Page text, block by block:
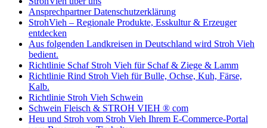
Ansprechpartner Datenschutzerklärung
StrohVieh – Regionale Produkte, Esskultur & Erzeuger
entdecken
Aus folgenden Landkreisen in Deutschland wird Stroh Vieh
bedient.
Richtlinie Schaf Stroh Vieh für Schaf & Ziege & Lamm
Richtlinie Rind Stroh Vieh für Bulle, Ochse, Kuh, Färse,
Kalb.
Richtlinie Stroh Vieh Schwein
Schwein Fleisch & STROH VIEH ® com
Heu und Stroh vom Stroh Vieh Ihrem E-Commerce-Portal